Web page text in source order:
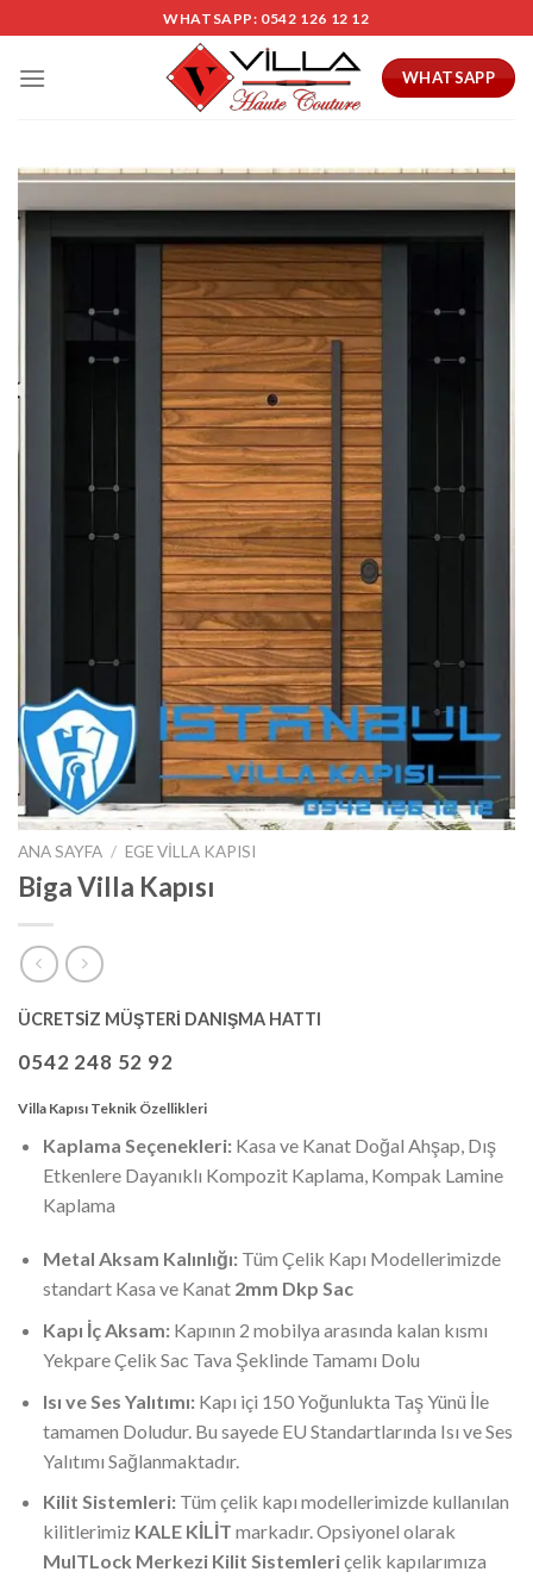
to
content
WHATSAPP: 0542 126 12 12
WHATSAPP
ANA SAYFA / EGE VILLA KAPISI
Biga Villa Kapısı
ÜCRETSİZ MÜŞTERİ DANIŞMA HATTI
0542 248 52 92
Villa Kapısı Teknik Özellikleri
Kaplama Seçenekleri: Kasa ve Kanat Doğal Ahşap, Dış
Etkenlere Dayanıklı Kompozit Kaplama, Kompak Lamine
Kaplama
Metal Aksam Kalınlığı: Tüm Çelik Kapı Modellerimizde
standart Kasa ve Kanat 2mm Dkp Sac
Kapı İç Aksam:Kapının 2 mobilya arasında kalan kısmı
Yekpare Çelik Sac Tava Şeklinde Tamamı Dolu
Isı ve Ses Yalıtımı:Kapı içi 150 Yoğunlukta Taş Yünü İle
tamamen Doludur. Bu sayede EU Standartlarında Isı ve Ses
Yalıtımı Sağlanmaktadır.
Kilit Sistemleri: Tüm çelik kapı modellerimizde kullanılan
kilitlerimiz KALE KİLİT markadır. Opsiyonel olarak
MulTLock Merkezi Kilit Sistemleriçelik kapılarımıza